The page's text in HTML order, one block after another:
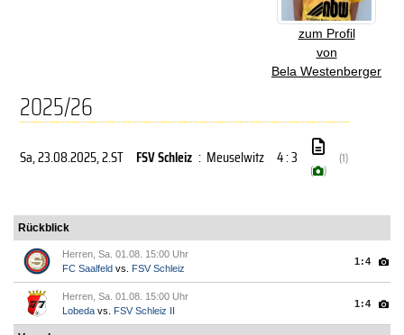
zum Profil
von
Bela Westenberger
2025/26
Sa, 23.08.2025, 2.ST FSV Schleiz : Meuselwitz 4 : 3
( )
(1)
Rückblick
Herren, Sa. 01.08. 15:00 Uhr
FC Saalfeld vs. FSV Schleiz
1:4
Herren, Sa. 01.08. 15:00 Uhr
Lobeda vs. FSV Schleiz II
1:4